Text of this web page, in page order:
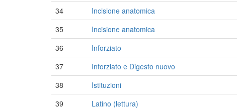
34
Incisione anatomica
35
Incisione anatomica
36
Inforziato
37
Inforziato e Digesto nuovo
38
Istituzioni
39
Latino (lettura)